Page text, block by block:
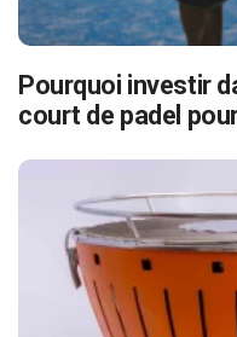
Pourquoi investir
court de padel